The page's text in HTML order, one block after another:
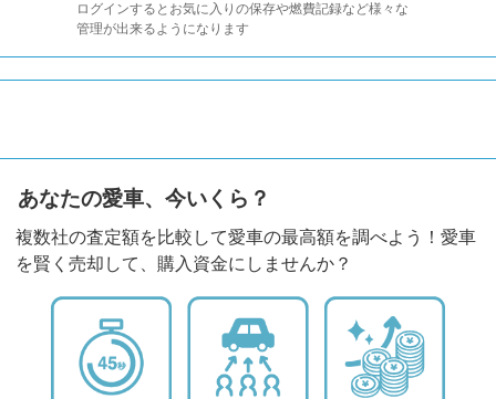
ログインするとお気に入りの保存や燃費記録など様々な
管理が出来るようになります
あなたの愛車、今いくら？
複数社の査定額を比較して愛車の最高額を調べよう！愛車
を賢く売却して、購入資金にしませんか？